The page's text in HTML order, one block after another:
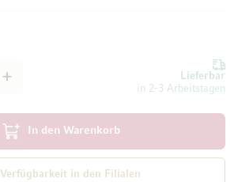
Lieferbar
in 2-3 Arbeitstagen
In den Warenkorb
Verfügbarkeit in den Filialen